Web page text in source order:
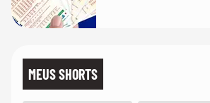
MEUS SHORTS